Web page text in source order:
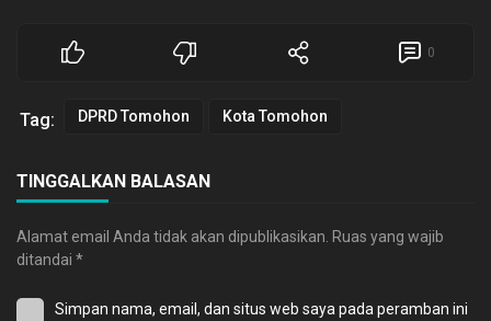
0
Tag: DPRD Tomohon Kota Tomohon
TINGGALKAN BALASAN
Alamat email Anda tidak akan dipublikasikan. Ruas yang wajib
ditandai *
Simpan nama, email, dan situs web saya pada peramban ini